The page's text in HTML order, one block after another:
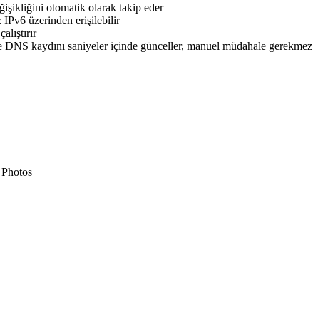
otomatik olarak takip eder
IPv6 üzerinden erişilebilir
kaydını saniyeler içinde günceller, manuel müdahale gerekmez